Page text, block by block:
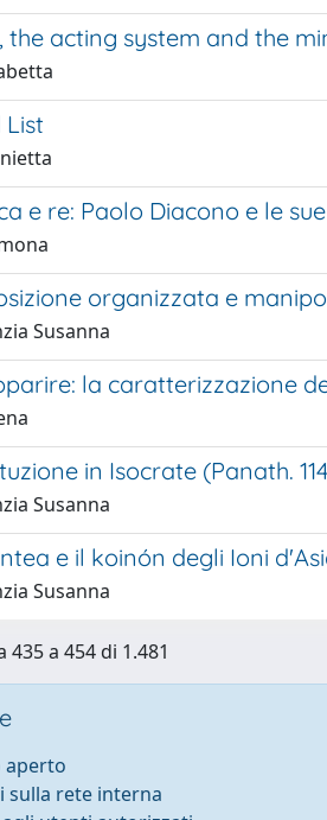
the acting system and the
e re: Paolo Diacono e le
organizzata e
Susanna
la caratterizzazione
in Isocrate (Panath.
Susanna
e il koinón degli Ioni
Susanna
a 454 di 1.481
aperto
sulla rete interna